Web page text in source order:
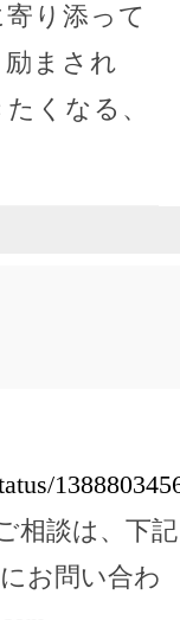
り添って
まされ
くなる、
相談は、下記
お問い合わ